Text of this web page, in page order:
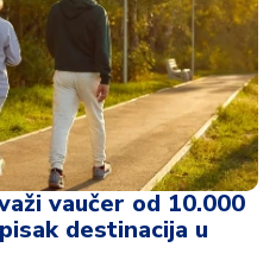
vaučer od 10.000
destinacija u